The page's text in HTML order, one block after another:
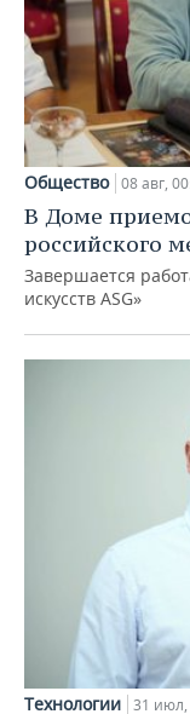
Общество 08 авг,
В Доме
российского
Завершается
искусств ASG»
Технологии 31 июл,